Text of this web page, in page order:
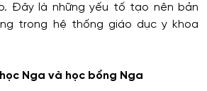
Đây là những yếu tố tạo nên bản
trong hệ thống giáo dục y khoa
Nga và học bổng Nga